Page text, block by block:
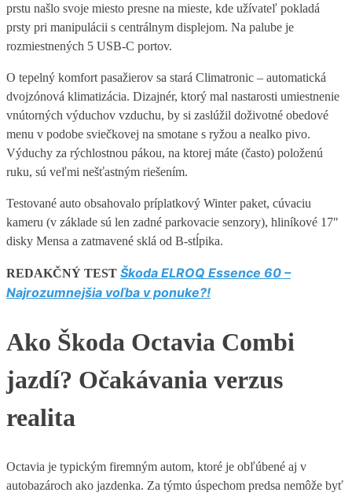
prstu našlo svoje miesto presne na mieste, kde užívateľ pokladá
prsty pri manipulácii s centrálnym displejom. Na palube je
rozmiestnených 5 USB-C portov.
O tepelný komfort pasažierov sa stará Climatronic – automatická
dvojzónová klimatizácia. Dizajnér, ktorý mal nastarosti umiestnenie
vnútorných výduchov vzduchu, by si zaslúžil doživotné obedové
menu v podobe sviečkovej na smotane s ryžou a nealko pivo.
Výduchy za rýchlostnou pákou, na ktorej máte (často) položenú
ruku, sú veľmi nešťastným riešením.
Testované auto obsahovalo príplatkový Winter paket, cúvaciu
kameru (v základe sú len zadné parkovacie senzory), hliníkové 17″
disky Mensa a zatmavené sklá od B-stĺpika.
REDAKČNÝ TEST Škoda ELROQ Essence 60 –
Najrozumnejšia voľba v ponuke?!
Ako Škoda Octavia Combi
jazdí? Očakávania verzus
realita
Octavia je typickým firemným autom, ktoré je obľúbené aj v
autobazároch ako jazdenka. Za týmto úspechom predsa nemôže byť